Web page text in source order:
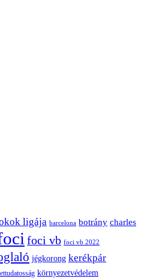
ligája barcelona botrány charles
foci vb foci vb 2022
jégkorong kerékpár
környezetvédelem